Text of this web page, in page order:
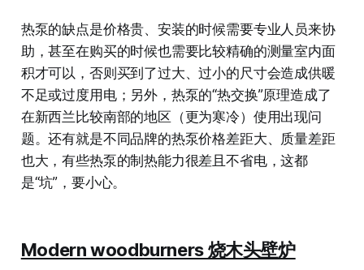
热泵的缺点是价格贵、安装的时候需要专业人员来协
助，甚至在购买的时候也需要比较精确的测量室内面
积才可以，否则买到了过大、过小的尺寸会造成供暖
不足或过度用电；另外，热泵的“热交换”原理造成了
在新西兰比较南部的地区（更为寒冷）使用出现问
题。还有就是不同品牌的热泵价格差距大、质量差距
也大，有些热泵的制热能力很差且不省电，这都
是“坑”，要小心。
Modern woodburners 烧木头壁炉